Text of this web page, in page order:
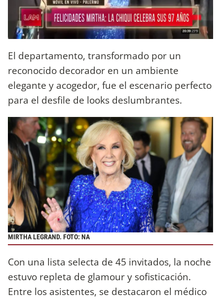
El departamento, transformado por un
reconocido decorador en un ambiente
elegante y acogedor, fue el escenario perfecto
para el desfile de looks deslumbrantes.
MIRTHA LEGRAND. FOTO: NA
Con una lista selecta de 45 invitados, la noche
estuvo repleta de glamour y sofisticación.
Entre los asistentes, se destacaron el médico